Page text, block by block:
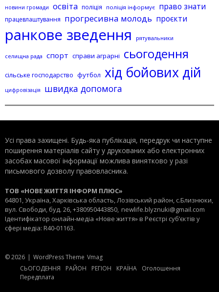
новини громади освіта поліція поліція інформує право знати
працевлаштування прогресивна молодь проєкти
ранкове зведення рятувальники
селищна рада спорт справи аграрні сьогодення
сільське господарство футбол хід бойових дій
цифровізація швидка допомога
Усі права захищені. Будь-яка публiкацiя, передрук чи наступне
поширення матеріалів сайту у друкованих або електронних
засобах масової інформації можлива винятково у разі
письмового дозволу правовласника.
ТОВ «НОВЕ ЖИТТЯ ІНФОРМ ПЛЮС»
64801, Україна, Харківська область, Лозівський район, с.Близнюки,
вул. Свободи, буд. 26, +380950443850, newlife.blyznuki@gmail.com
Ідентифікатор онлайн-медіа «Нове життя» в Реєстрі суб’єктів у
сфері медіа: R40-01163.
© 2026 | WordPress Theme Vmag
СЬОГОДЕННЯ
РАЙОН РЕГІОН КРАЇНА
Оголошення
Передплата